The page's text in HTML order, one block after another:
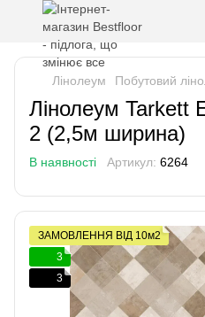
Лінолеум Побутовий
Лінолеум Tarkett
2 (2,5м ширина)
В наявності Артикул: 6264
ЗАМОВЛЕННЯ ВІД 10м2
3
3